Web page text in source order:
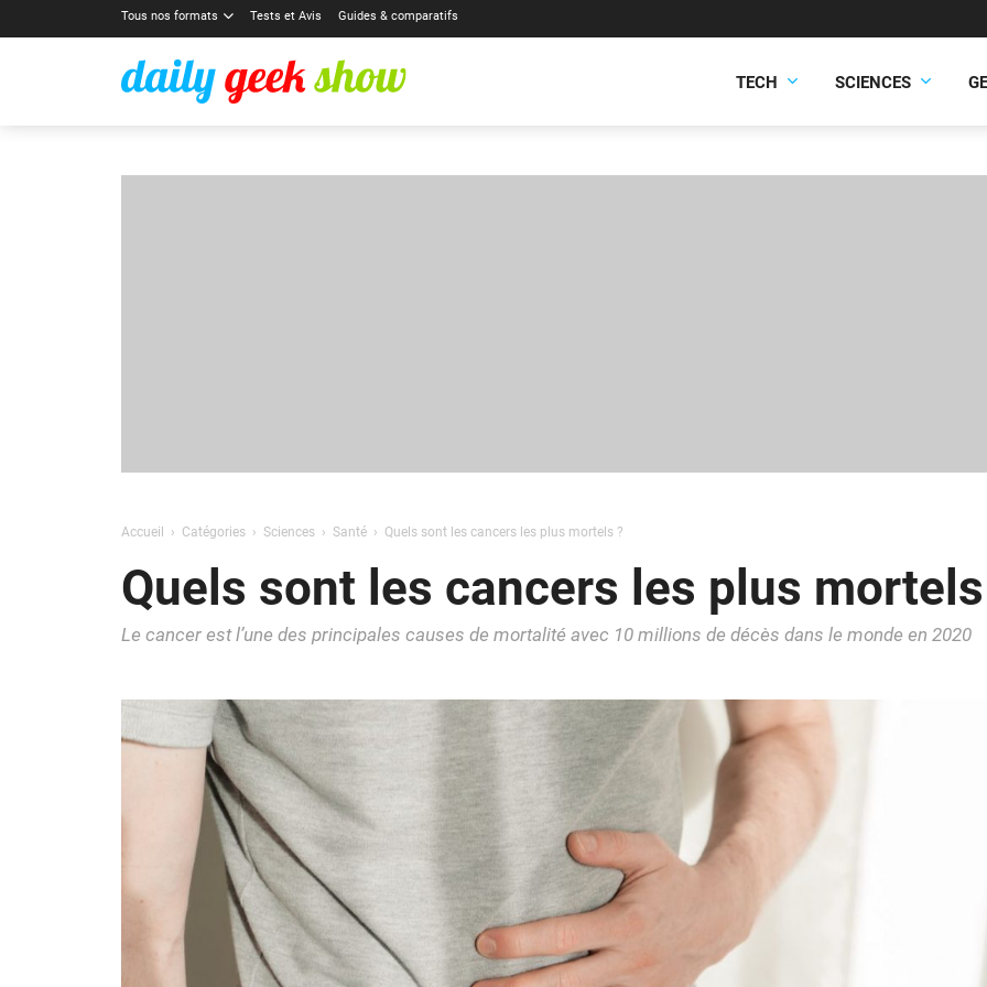
Tous nos formats Tests et Avis Guides & comparatifs
TECH SCIENCES
Accueil Catégories Sciences Santé Quels sont les cancers les plus mortels ?
Quels sont les cancers les plus
Le cancer est l’une des principales causes de mortalité avec 10 millions de décès dans le monde en 2020